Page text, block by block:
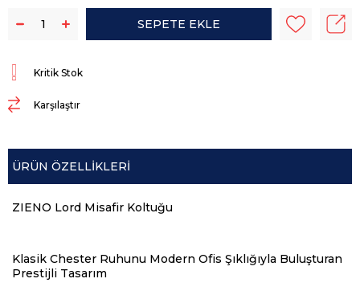
Kritik Stok
Karşılaştır
ÜRÜN ÖZELLIKLERI
ZIENO Lord Misafir Koltuğu
Klasik Chester Ruhunu Modern Ofis Şıklığıyla Buluşturan
Prestijli Tasarım